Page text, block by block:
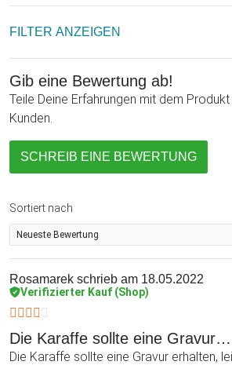
FILTER ANZEIGEN
Gib eine Bewertung ab!
Teile Deine Erfahrungen mit dem
Kunden.
SCHREIB EINE BEWERTUNG
Sortiert nach
Rosamarek schrieb am 18.05.2022
Verifizierter Kauf (Shop)
Die Karaffe sollte eine Gravur…
Die Karaffe sollte eine Gravur erhalten,